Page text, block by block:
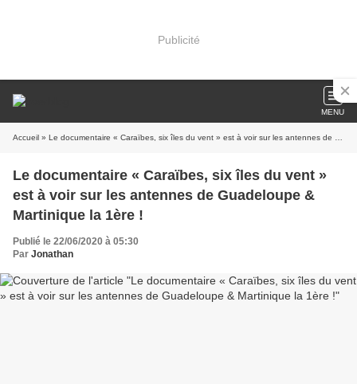
Publicité
MENU
Accueil » Le documentaire « Caraïbes, six îles du vent » est à voir sur les antennes de Guadeloupe & Martinique la 1ère !
Le documentaire « Caraïbes, six îles du vent »
est à voir sur les antennes de Guadeloupe &
Martinique la 1ère !
Publié le 22/06/2020 à 05:30
Par Jonathan